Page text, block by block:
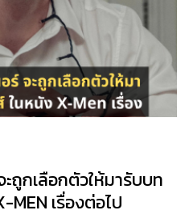
ถูกเลือกตัวให้มารับบท
MEN เรื่องต่อไป